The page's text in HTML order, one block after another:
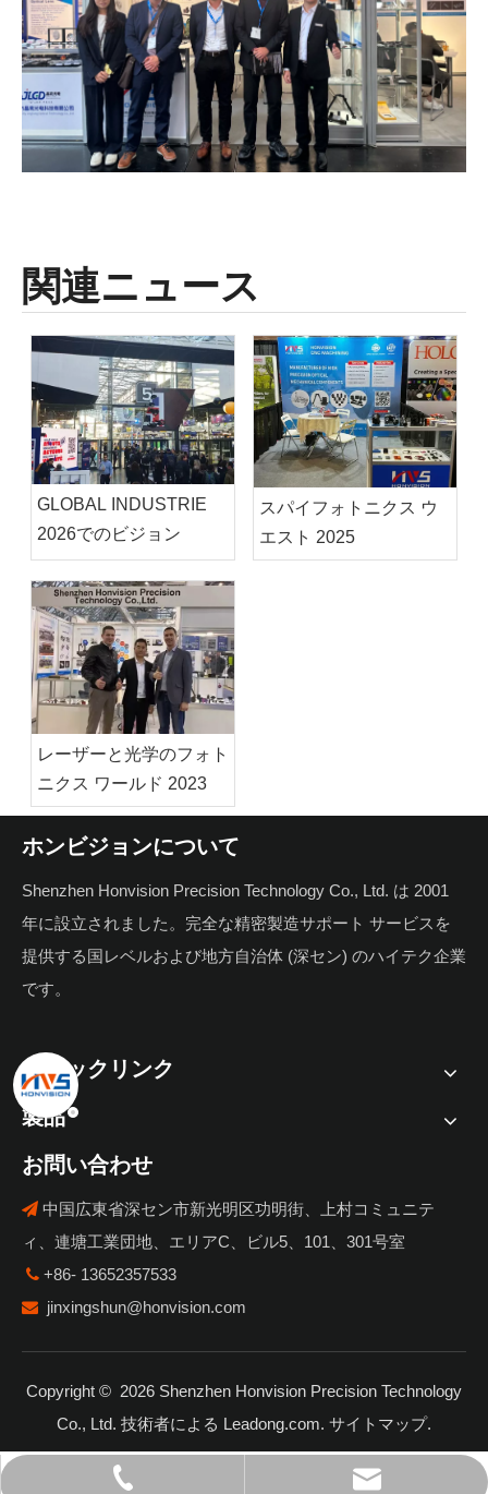
関連ニュース
GLOBAL INDUSTRIE
2026でのビジョン
スパイフォトニクス ウ
エスト 2025
レーザーと光学のフォト
ニクス ワールド 2023
ホンビジョンについて
Shenzhen Honvision Precision Technology Co., Ltd. は 2001
年に設立されました。完全な精密製造サポート サービスを
提供する国レベルおよび地方自治体 (深セン) のハイテク企業
です。
クイックリンク
製品
お問い合わせ
 中国広東省深セン市新光明区功明街、上村コミュニテ
ィ、連塘工業団地、エリアC、ビル5、101、301号室
 +86- 13652357533
 jinxingshun@honvision.com
Copyright © 2026 Shenzhen Honvision Precision Technology
Co., Ltd. 技術者による Leadong.com. サイトマップ.